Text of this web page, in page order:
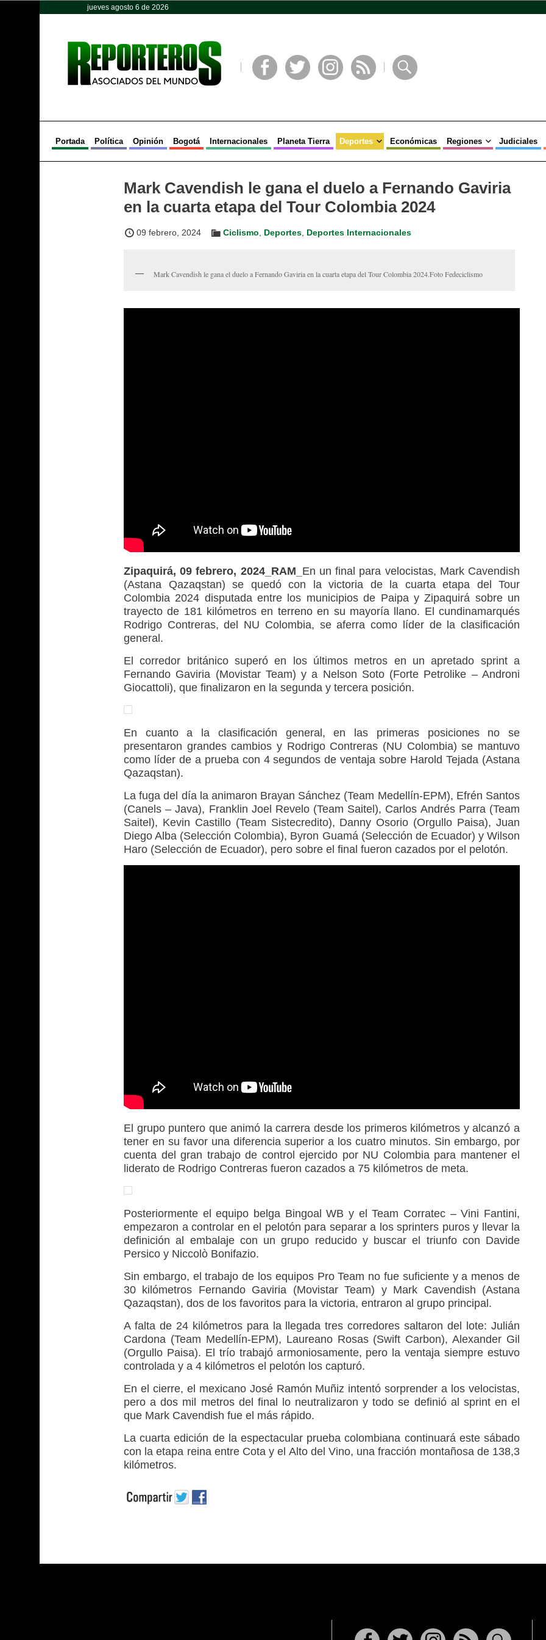
jueves agosto 6 de 2026
Portada Política Opinión Bogotá Internacionales Planeta Tierra Deportes Económicas Regiones Judiciales
Mark Cavendish le gana el duelo a Fernando Gaviria
en la cuarta etapa del Tour Colombia 2024
09 febrero, 2024 Ciclismo Deportes Deportes Internacionales
Mark Cavendish le gana el duelo a Fernando Gaviria en la cuarta etapa del Tour Colombia 2024.Foto Fedeciclismo
Zipaquirá, 09 febrero, 2024_RAM_ En un final para velocistas, Mark Cavendish
(Astana Qazaqstan) se quedó con la victoria de la cuarta etapa del Tour
Colombia 2024 disputada entre los municipios de Paipa y Zipaquirá sobre un
trayecto de 181 kilómetros en terreno en su mayoría llano. El cundinamarqués
Rodrigo Contreras, del NU Colombia, se aferra como líder de la clasificación
general.
El corredor británico superó en los últimos metros en un apretado sprint a
Fernando Gaviria (Movistar Team) y a Nelson Soto (Forte Petrolike – Androni
Giocattoli), que finalizaron en la segunda y tercera posición.
En cuanto a la clasificación general, en las primeras posiciones no se
presentaron grandes cambios y Rodrigo Contreras (NU Colombia) se mantuvo
como líder de a prueba con 4 segundos de ventaja sobre Harold Tejada (Astana
Qazaqstan).
La fuga del día la animaron Brayan Sánchez (Team Medellín-EPM), Efrén Santos
(Canels – Java), Franklin Joel Revelo (Team Saitel), Carlos Andrés Parra (Team
Saitel), Kevin Castillo (Team Sistecredito), Danny Osorio (Orgullo Paisa), Juan
Diego Alba (Selección Colombia), Byron Guamá (Selección de Ecuador) y Wilson
Haro (Selección de Ecuador), pero sobre el final fueron cazados por el pelotón.
El grupo puntero que animó la carrera desde los primeros kilómetros y alcanzó a
tener en su favor una diferencia superior a los cuatro minutos. Sin embargo, por
cuenta del gran trabajo de control ejercido por NU Colombia para mantener el
liderato de Rodrigo Contreras fueron cazados a 75 kilómetros de meta.
Posteriormente el equipo belga Bingoal WB y el Team Corratec – Vini Fantini,
empezaron a controlar en el pelotón para separar a los sprinters puros y llevar la
definición al embalaje con un grupo reducido y buscar el triunfo con Davide
Persico y Niccolò Bonifazio.
Sin embargo, el trabajo de los equipos Pro Team no fue suficiente y a menos de
30 kilómetros Fernando Gaviria (Movistar Team) y Mark Cavendish (Astana
Qazaqstan), dos de los favoritos para la victoria, entraron al grupo principal.
A falta de 24 kilómetros para la llegada tres corredores saltaron del lote: Julián
Cardona (Team Medellín-EPM), Laureano Rosas (Swift Carbon), Alexander Gil
(Orgullo Paisa). El trío trabajó armoniosamente, pero la ventaja siempre estuvo
controlada y a 4 kilómetros el pelotón los capturó.
En el cierre, el mexicano José Ramón Muñiz intentó sorprender a los velocistas,
pero a dos mil metros del final lo neutralizaron y todo se definió al sprint en el
que Mark Cavendish fue el más rápido.
La cuarta edición de la espectacular prueba colombiana continuará este sábado
con la etapa reina entre Cota y el Alto del Vino, una fracción montañosa de 138,3
kilómetros.
Opinión Política